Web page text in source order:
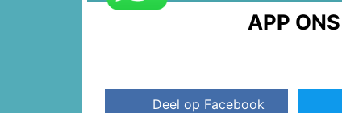
APP
Deel op Facebook